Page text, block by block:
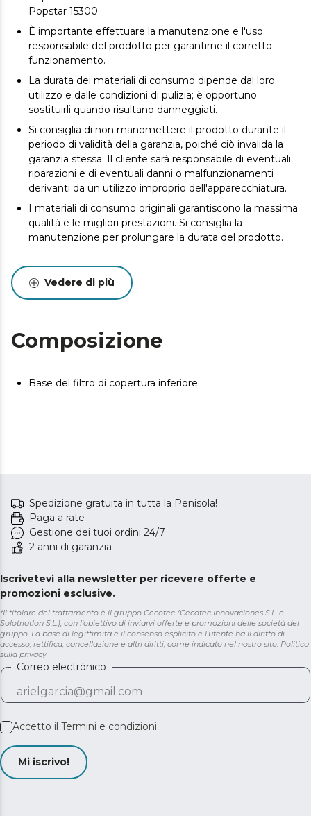
Popstar 15300
È importante effettuare la manutenzione e l'uso
responsabile del prodotto per garantirne il corretto
funzionamento.
La durata dei materiali di consumo dipende dal loro
utilizzo e dalle condizioni di pulizia; è opportuno
sostituirli quando risultano danneggiati.
Si consiglia di non manomettere il prodotto durante il
periodo di validità della garanzia, poiché ciò invalida la
garanzia stessa. Il cliente sarà responsabile di eventuali
riparazioni e di eventuali danni o malfunzionamenti
derivanti da un utilizzo improprio dell'apparecchiatura.
I materiali di consumo originali garantiscono la massima
qualità e le migliori prestazioni. Si consiglia la
manutenzione per prolungare la durata del prodotto.
Vedere di più
Composizione
Base del filtro di copertura inferiore
Spedizione gratuita in tutta la Penisola!
Paga a rate
Gestione dei tuoi ordini 24/7
2 anni di garanzia
Iscrivetevi alla newsletter per ricevere offerte e
promozioni esclusive.
*Il titolare del trattamento è il gruppo Cecotec (Cecotec Innovaciones S.L. e
Solotriatlon S.L.), con l'obiettivo di inviarvi offerte e promozioni delle società del
gruppo. La base di legittimità è il consenso esplicito e l'utente ha il diritto di
accesso, rettifica, cancellazione e altri diritti, come indicato nel nostro sito. Politica
sulla privacy
Correo electrónico
Accetto il Termini e condizioni
Mi iscrivo!